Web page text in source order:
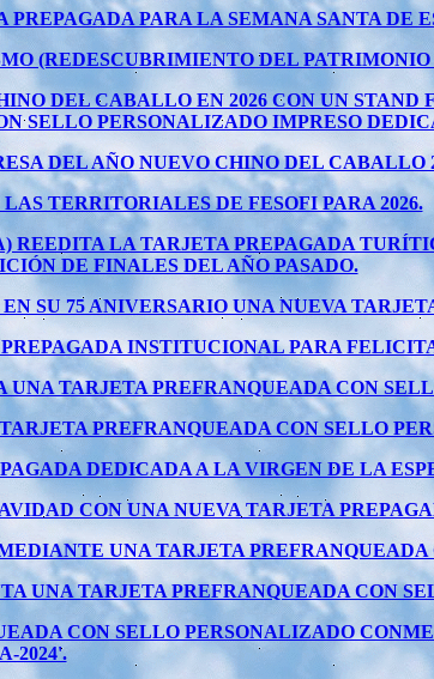
PARA LA SEMANA SANTA DE
(REDESCUBRIMIENTO DEL
DEL CABALLO EN 2026 CON UN
SELLO PERSONALIZADO IMPRESO
DEL AÑO NUEVO CHINO DEL CABALLO
TERRITORIALES DE FESOFI PARA 2026.
LA TARJETA PREPAGADA
DE FINALES DEL AÑO PASADO.
SU 75 ANIVERSARIO UNA NUEVA
INSTITUCIONAL PARA
TARJETA PREFRANQUEADA CON
PREFRANQUEADA CON SELLO
DEDICADA A LA VIRGEN DE LA
CON UNA NUEVA TARJETA
UNA TARJETA PREFRANQUEADA
UNA TARJETA PREFRANQUEADA CON
CON SELLO PERSONALIZADO
2024'.